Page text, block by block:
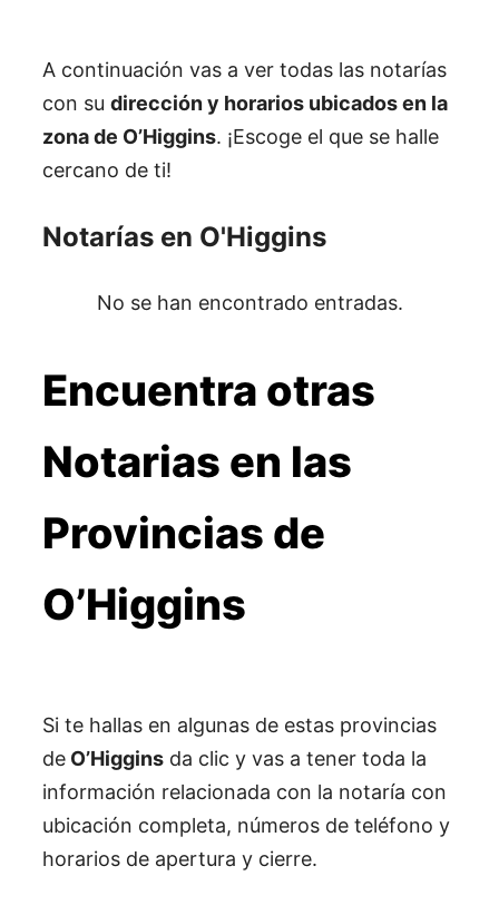
A continuación vas a ver todas las notarías
con su dirección y horarios ubicados en la
zona de O’Higgins. ¡Escoge el que se halle
cercano de ti!
Notarías en O'Higgins
No se han encontrado entradas.
Encuentra otras
Notarias en las
Provincias de
O’Higgins
Si te hallas en algunas de estas provincias
de O’Higgins da clic y vas a tener toda la
información relacionada con la notaría con
ubicación completa, números de teléfono y
horarios de apertura y cierre.